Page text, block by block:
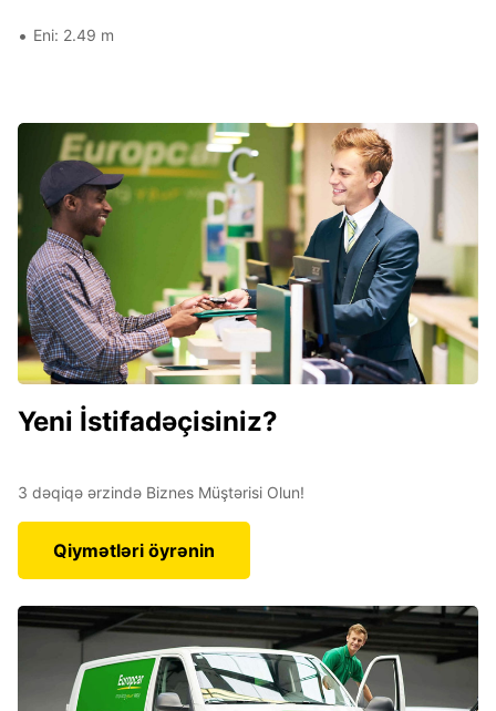
Eni: 2.49 m
Yeni İstifadəçisiniz?
3 dəqiqə ərzində Biznes Müştərisi Olun!
Qiymətləri öyrənin